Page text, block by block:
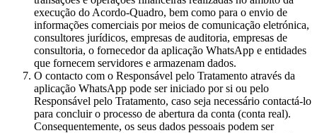
execução do Acordo-Quadro, bem como para o envio de
informações comerciais por meios de comunicação eletrónica,
consultores jurídicos, empresas de auditoria, empresas de
consultoria, o fornecedor da aplicação WhatsApp e entidades
que fornecem servidores e armazenam dados.
O contacto com o Responsável pelo Tratamento através da
aplicação WhatsApp pode ser iniciado por si ou pelo
Responsável pelo Tratamento, caso seja necessário contactá-lo
para concluir o processo de abertura da conta (conta real).
Consequentemente, os seus dados pessoais podem ser